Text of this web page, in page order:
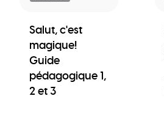
Salut, c'est
magique!
Guide
pédagogique 1,
2 et 3